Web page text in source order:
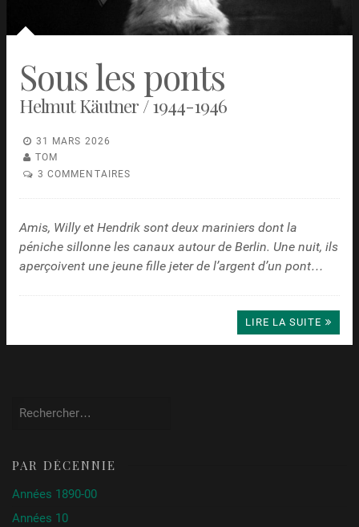
Sous les ponts
Helmut Käutner / 1944-1946
31 MARS 2026
TOM
3 COMMENTAIRES
Amis, Willy et Hendrik sont deux mariniers dont la
péniche sillonne les canaux autour de Berlin. Une nuit, ils
aperçoivent une jeune fille jeter de l’argent d’un pont…
LIRE LA SUITE
PAR DÉCENNIE
Années 1890-00
Années 10